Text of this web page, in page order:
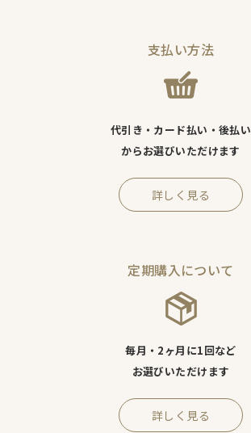
支払い方法
代引き・カード払い・後払い
からお選びいただけます
詳しく見る
定期購入について
毎月・2ヶ月に1回など
お選びいただけます
詳しく見る